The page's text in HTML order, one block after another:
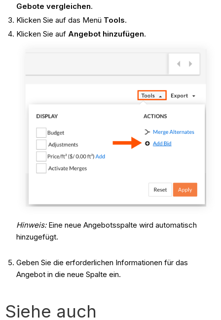
Gebote vergleichen.
Klicken Sie auf das Menü Tools.
Klicken Sie auf Angebot hinzufügen.
Hinweis: Eine neue Angebotsspalte wird automatisch
hinzugefügt.
Geben Sie die erforderlichen Informationen für das
Angebot in die neue Spalte ein.
Siehe auch